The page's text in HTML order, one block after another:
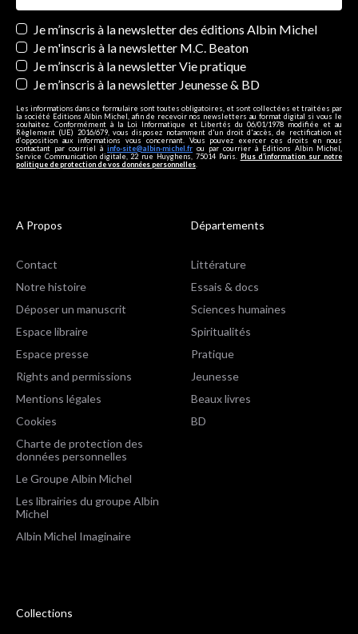
Newsletters
Je m’inscris à la newsletter des éditions Albin Michel
Je m'inscris à la newsletter M.C. Beaton
Je m’inscris à la newsletter Vie pratique
Je m’inscris à la newsletter Jeunesse & BD
Les informations dans ce formulaire sont toutes obligatoires, et sont collectées et traitées par
la société Editions Albin Michel, afin de recevoir nos newsletters au format digital si vous le
souhaitez. Conformément à la Loi Informatique et Libertés du 06/01/1978 modifiée et au
Règlement (UE) 2016/679, vous disposez notamment d'un droit d'accès, de rectification et
d’opposition aux informations vous concernant. Vous pouvez exercer ces droits en nous
contactant par courriel à info-site@albin-michel.fr ou par courrier à Editions Albin Michel,
Service Communication digitale, 22 rue Huyghens, 75014 Paris. Plus d’information sur notre
politique de protection de vos données personnelles
A Propos
Contact
Notre histoire
Déposer un manuscrit
Espace libraire
Espace presse
Rights and permissions
Mentions légales
Cookies
Charte de protection des
données personnelles
Le Groupe Albin Michel
Les librairies du groupe Albin
Michel
Albin Michel Imaginaire
Départements
Littérature
Essais & docs
Sciences humaines
Spiritualités
Pratique
Jeunesse
Beaux livres
BD
Collections